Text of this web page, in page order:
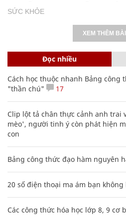
SỨC KHỎE
XEM THÊM
Đọc nhiều
Cách học thuộc nhanh Bảng
"thần chú"
17
Clip lột tả chân thực cảnh anh trai
mèo', người tinh ý còn phát hiện
con
Bảng công thức đạo hàm nguyên
20 số điện thoại ma ám bạn
Các công thức hóa học lớp 8, 9 cơ